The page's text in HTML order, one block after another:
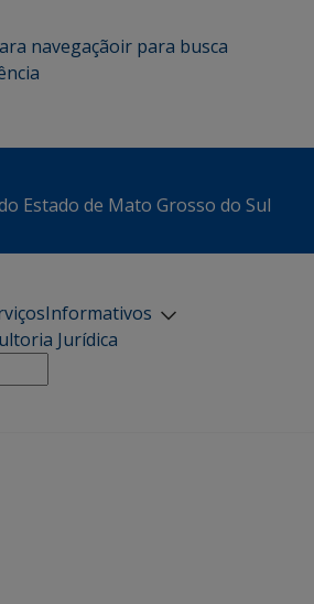
navegaçãoir para busca
Estado de Mato Grosso do Sul
Informativos
Jurídica